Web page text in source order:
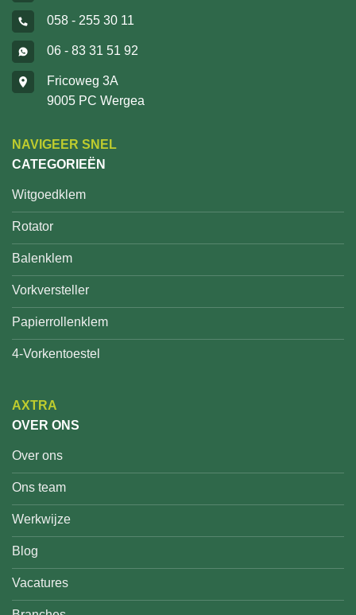
058 - 255 30 11
06 - 83 31 51 92
Fricoweg 3A
9005 PC Wergea
NAVIGEER SNEL
CATEGORIEËN
Witgoedklem
Rotator
Balenklem
Vorkversteller
Papierrollenklem
4-Vorkentoestel
AXTRA
OVER ONS
Over ons
Ons team
Werkwijze
Blog
Vacatures